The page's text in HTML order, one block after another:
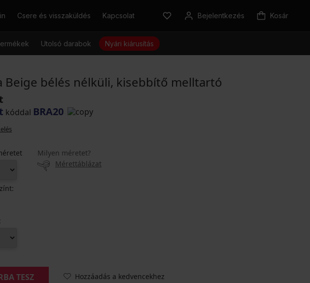
Csere és visszaküldés Kapcsolat Bejelentkezés Kosár
Utolsó darabok Nyári kiárusítás
Beige bélés nélküli, kisebbítő melltartó
kóddal BRA20
Milyen méretet?
Mérettáblázat
TESZ Hozzáadás a kedvencekhez